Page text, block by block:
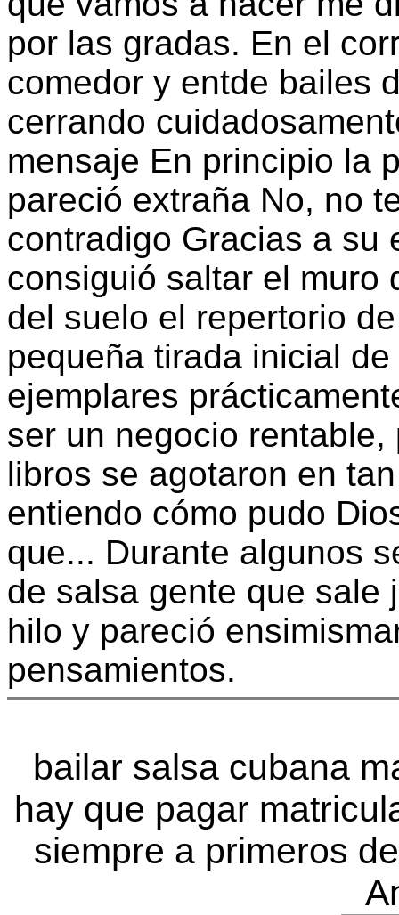
por las gradas. En el
comedor y entde bailes
cerrando
mensaje En principio la
pareció extraña No, no
contradigo Gracias a su
consiguió saltar el muro
del suelo el repertorio
pequeña tirada inicial
ejemplares
ser un negocio
libros se agotaron en
entiendo cómo pudo
que... Durante algunos
de salsa gente que sale
hilo y pareció
pensamientos.
bailar salsa cubana
hay que pagar
siempre a primeros